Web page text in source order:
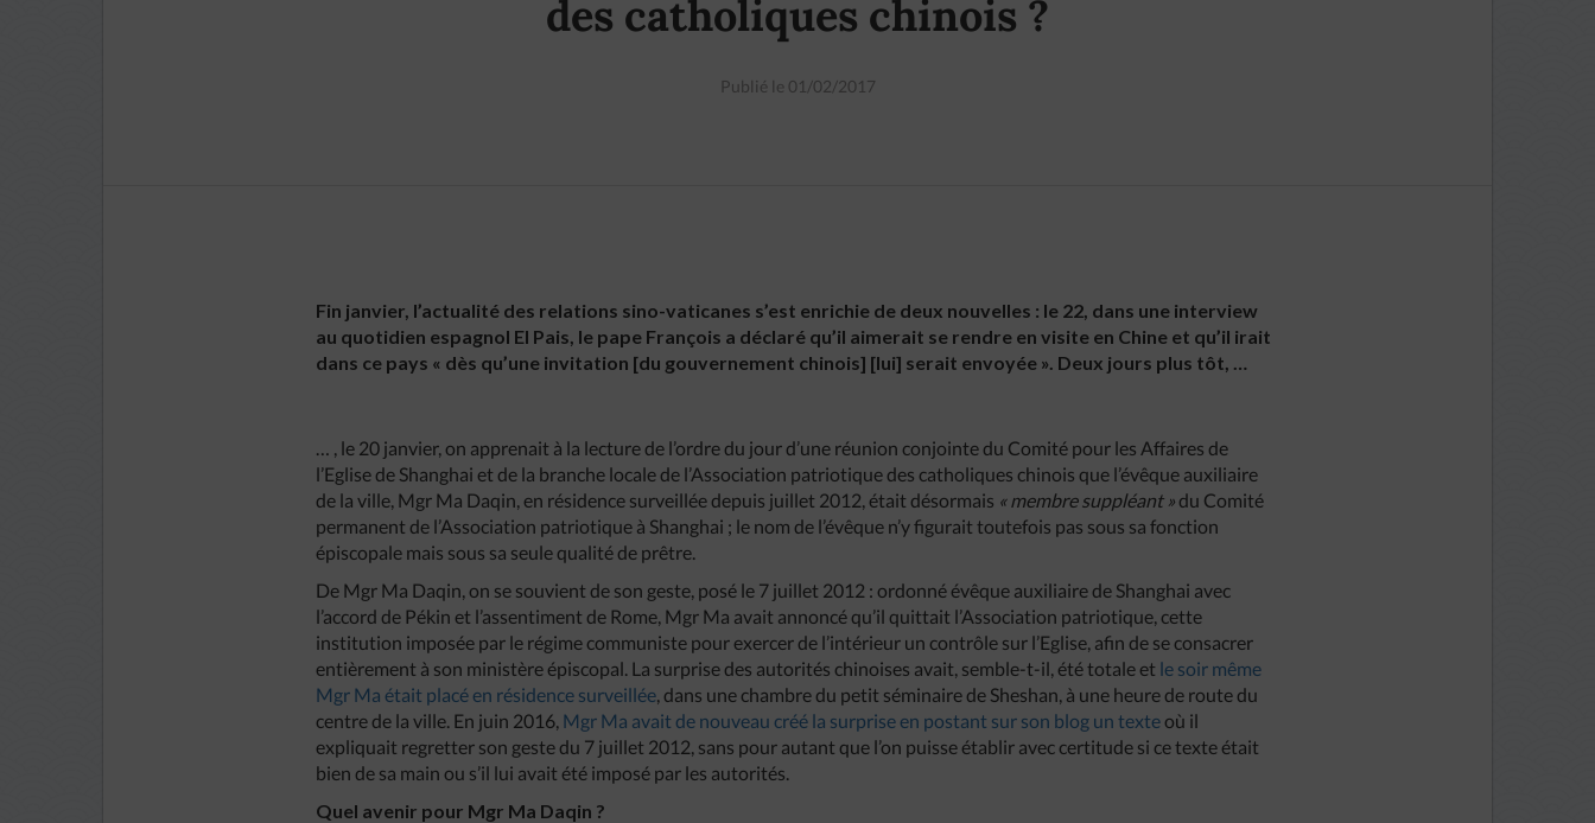
des catholiques chinois ?
Publié le 01/02/2017
Fin janvier, l’actualité des relations sino-vaticanes s’est enrichie de deux nouvelles : le 22, dans une interview
au quotidien espagnol El Pais, le pape François a déclaré qu’il aimerait se rendre en visite en Chine et qu’il irait
dans ce pays « dès qu’une invitation [du gouvernement chinois] [lui] serait envoyée ». Deux jours plus tôt, …
… , le 20 janvier, on apprenait à la lecture de l’ordre du jour d’une réunion conjointe du Comité pour les Affaires de
l’Eglise de Shanghai et de la branche locale de l’Association patriotique des catholiques chinois que l’évêque auxiliaire
de la ville, Mgr Ma Daqin, en résidence surveillée depuis juillet 2012, était désormais « membre suppléant » du Comité
permanent de l’Association patriotique à Shanghai ; le nom de l’évêque n’y figurait toutefois pas sous sa fonction
épiscopale mais sous sa seule qualité de prêtre.
De Mgr Ma Daqin, on se souvient de son geste, posé le 7 juillet 2012 : ordonné évêque auxiliaire de Shanghai avec
l’accord de Pékin et l’assentiment de Rome, Mgr Ma avait annoncé qu’il quittait l’Association patriotique, cette
institution imposée par le régime communiste pour exercer de l’intérieur un contrôle sur l’Eglise, afin de se consacrer
entièrement à son ministère épiscopal. La surprise des autorités chinoises avait, semble-t-il, été totale et le soir même
Mgr Ma était placé en résidence surveillée, dans une chambre du petit séminaire de Sheshan, à une heure de route du
centre de la ville. En juin 2016, Mgr Ma avait de nouveau créé la surprise en postant sur son blog un texteoù il
expliquait regretter son geste du 7 juillet 2012, sans pour autant que l’on puisse établir avec certitude si ce texte était
bien de sa main ou s’il lui avait été imposé par les autorités.
Quel avenir pour Mgr Ma Daqin ?